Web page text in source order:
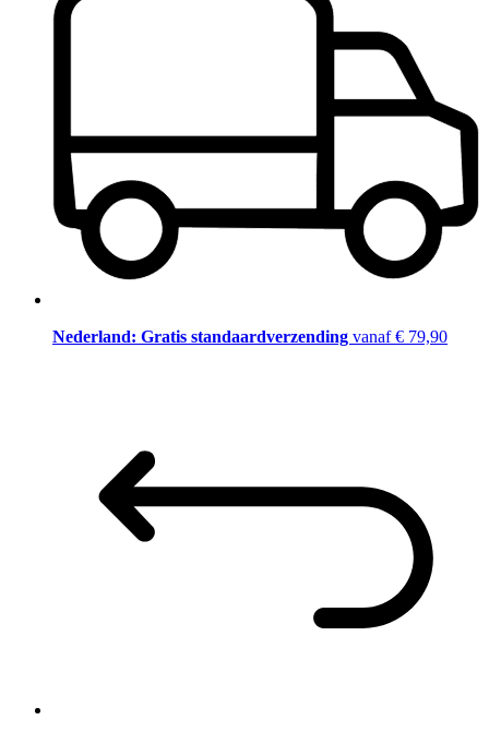
Nederland: Gratis standaardverzending vanaf € 79,90